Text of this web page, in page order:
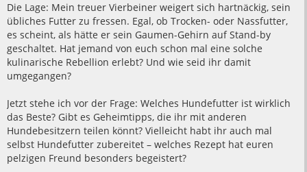
Die Lage: Mein treuer Vierbeiner weigert sich hartnäckig, sein
übliches Futter zu fressen. Egal, ob Trocken- oder Nassfutter,
es scheint, als hätte er sein Gaumen-Gehirn auf Stand-by
geschaltet. Hat jemand von euch schon mal eine solche
kulinarische Rebellion erlebt? Und wie seid ihr damit
umgegangen?
Jetzt stehe ich vor der Frage: Welches Hundefutter ist wirklich
das Beste? Gibt es Geheimtipps, die ihr mit anderen
Hundebesitzern teilen könnt? Vielleicht habt ihr auch mal
selbst Hundefutter zubereitet – welches Rezept hat euren
pelzigen Freund besonders begeistert?